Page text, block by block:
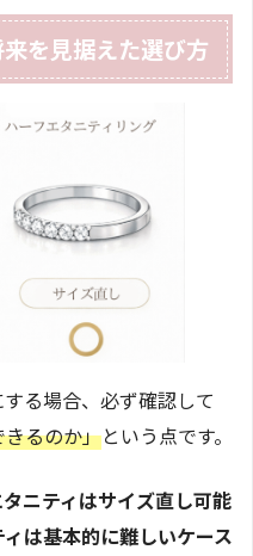
を見据えた選び方
る場合、必ず確認して
るのか」という点です。
ニティはサイズ直し可能
は基本的に難しいケース